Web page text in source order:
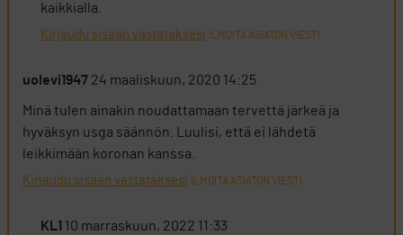
kaikkialla.
Kirjaudu sisään vastataksesi ILMOITA ASIATON VIESTI
uolevi1947 24 maaliskuun, 2020 14:25
Minä tulen ainakin noudattamaan tervettä järkeä ja
hyväksyn usga säännön. Luulisi, että ei lähdetä
leikkimään koronan kanssa.
Kirjaudu sisään vastataksesi ILMOITA ASIATON VIESTI
KL1 10 marraskuun, 2022 11:33